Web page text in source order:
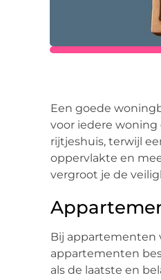
Een goede
voor iedere
rijtjeshuis, terwijl
oppervlakte en
vergroot je de
Bij appartementen
appartementen
als de laatste en